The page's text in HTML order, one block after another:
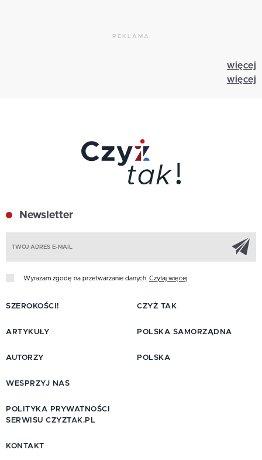
REKLAMA
więcej
więcej
Newsletter
Wyrażam zgodę na przetwarzanie danych. Czytaj więcej
SZEROKOŚCI!
ARTYKUŁY
AUTORZY
CZYŻ TAK
POLSKA SAMORZĄDNA
POLSKA
WESPRZYJ NAS
POLITYKA PRYWATNOŚCI
SERWISU CZYZTAK.PL
KONTAKT